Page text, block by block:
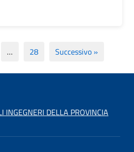
… 28 Successivo »
INGEGNERI DELLA PROVINCIA